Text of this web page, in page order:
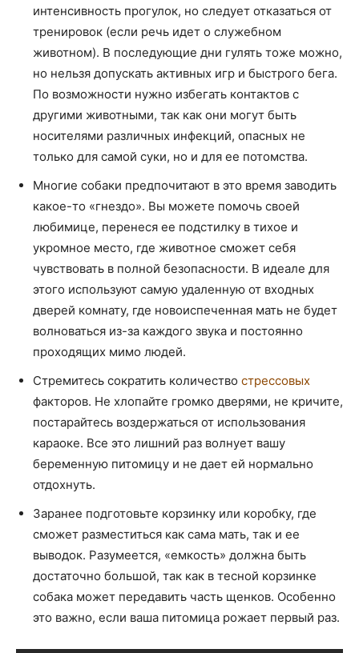
интенсивность прогулок, но следует отказаться от
тренировок (если речь идет о служебном
животном). В последующие дни гулять тоже можно,
но нельзя допускать активных игр и быстрого бега.
По возможности нужно избегать контактов с
другими животными, так как они могут быть
носителями различных инфекций, опасных не
только для самой суки, но и для ее потомства.
Многие собаки предпочитают в это время заводить
какое-то «гнездо». Вы можете помочь своей
любимице, перенеся ее подстилку в тихое и
укромное место, где животное сможет себя
чувствовать в полной безопасности. В идеале для
этого используют самую удаленную от входных
дверей комнату, где новоиспеченная мать не будет
волноваться из-за каждого звука и постоянно
проходящих мимо людей.
Стремитесь сократить количество стрессовых
факторов. Не хлопайте громко дверями, не кричите,
постарайтесь воздержаться от использования
караоке. Все это лишний раз волнует вашу
беременную питомицу и не дает ей нормально
отдохнуть.
Заранее подготовьте корзинку или коробку, где
сможет разместиться как сама мать, так и ее
выводок. Разумеется, «емкость» должна быть
достаточно большой, так как в тесной корзинке
собака может передавить часть щенков. Особенно
это важно, если ваша питомица рожает первый раз.